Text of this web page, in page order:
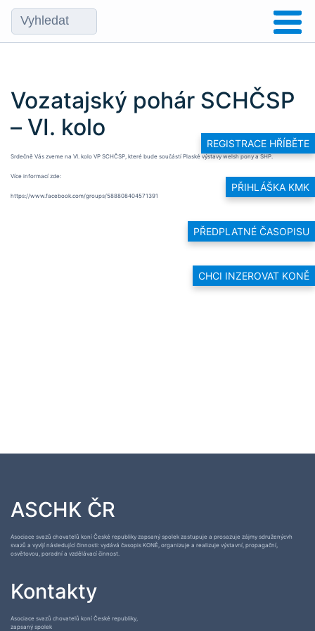
REGISTRACE HŘÍBĚTE
PŘIHLÁŠKA KMK
PŘEDPLATNÉ ČASOPISU
CHCI INZEROVAT KONĚ
Vozatajský pohár SCHČSP
– VI. kolo
Srdečně Vás zveme na VI. kolo VP SCHČSP, které bude součástí Plaské výstavy welsh pony a SHP.
Více informací zde:
https://www.facebook.com/groups/588808404571391
ASCHK ČR
Asociace svazů chovatelů koní České republiky zapsaný spolek zastupuje a prosazuje zájmy sdruženýcvh
svazů a vyvíjí následující činnosti: vydává časopis KONĚ, organizuje a realizuje výstavní, propagační,
osvětovou, poradní a vzdělávací činnost.
Kontakty
Asociace svazů chovatelů koní České republiky,
zapsaný spolek